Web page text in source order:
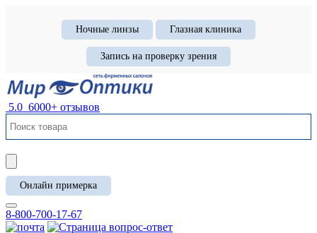
Ночные линзы Глазная клиника
Запись на проверку зрения
5.0 6000+ отзывов
Онлайн примерка
8-800-700-17-67